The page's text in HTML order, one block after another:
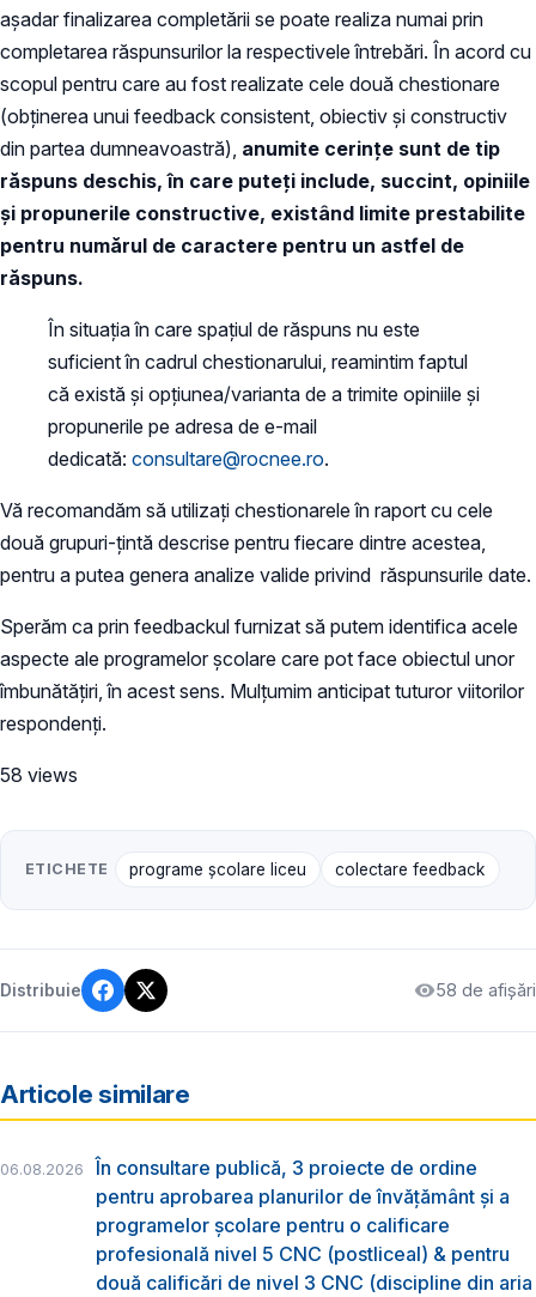
așadar finalizarea completării se poate realiza numai prin
completarea răspunsurilor la respectivele întrebări. În acord cu
scopul pentru care au fost realizate cele două chestionare
(obținerea unui feedback consistent, obiectiv și constructiv
din partea dumneavoastră), anumite cerințe sunt de tip
răspuns deschis, în care puteți include, succint, opiniile
și propunerile constructive, existând limite prestabilite
pentru numărul de caractere pentru un astfel de
răspuns.
În situația în care spațiul de răspuns nu este
suficient în cadrul chestionarului, reamintim faptul
că există și opțiunea/varianta de a trimite opiniile și
propunerile pe adresa de e-mail
dedicată: consultare@rocnee.ro.
Vă recomandăm să utilizați chestionarele în raport cu cele
două grupuri-țintă descrise pentru fiecare dintre acestea,
pentru a putea genera analize valide privind răspunsurile date.
Sperăm ca prin feedbackul furnizat să putem identifica acele
aspecte ale programelor școlare care pot face obiectul unor
îmbunătățiri, în acest sens. Mulțumim anticipat tuturor viitorilor
respondenți.
58 views
ETICHETE programe școlare liceu colectare feedback
Distribuie 58 de afișări
Articole similare
06.08.2026
În consultare publică, 3 proiecte de ordine
pentru aprobarea planurilor de învățământ și a
programelor școlare pentru o calificare
profesională nivel 5 CNC (postliceal) & pentru
două calificări de nivel 3 CNC (discipline din aria